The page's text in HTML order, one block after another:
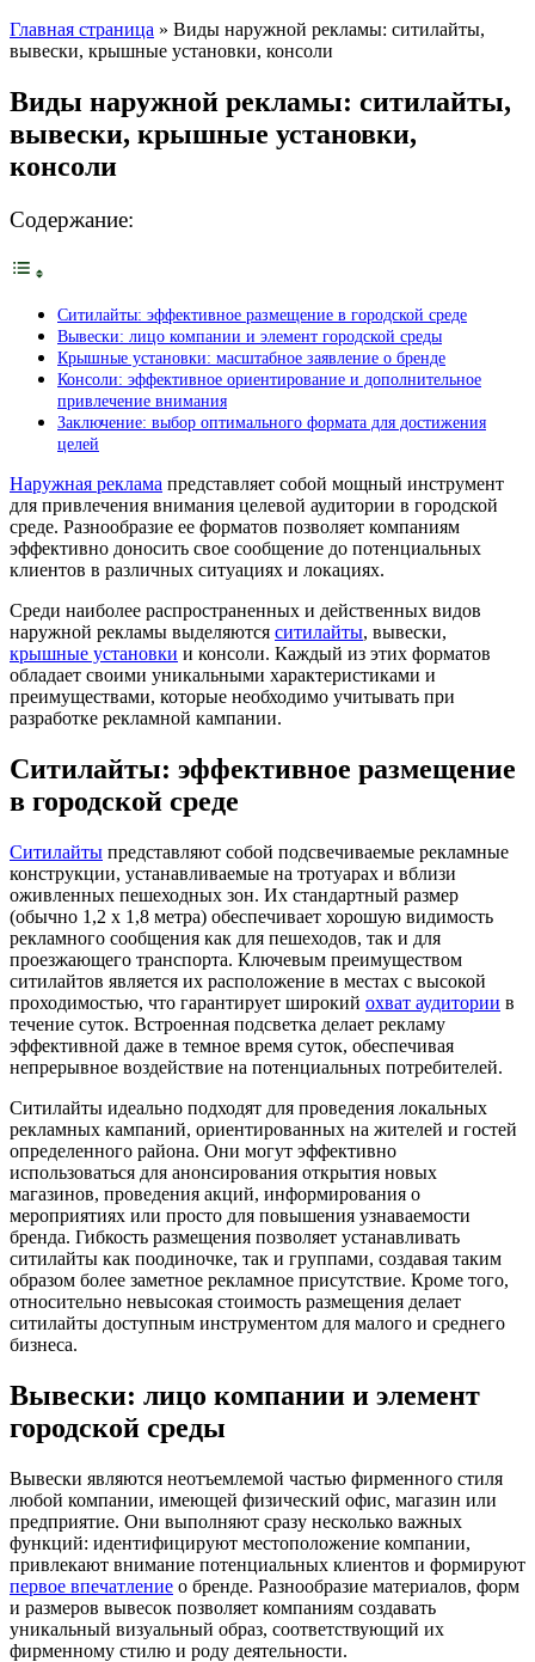
Главная страница » Виды наружной рекламы: ситилайты,
вывески, крышные установки, консоли
Виды наружной рекламы: ситилайты,
вывески, крышные установки,
консоли
Содержание:
Ситилайты: эффективное размещение в городской среде
Вывески: лицо компании и элемент городской среды
Крышные установки: масштабное заявление о бренде
Консоли: эффективное ориентирование и дополнительное
привлечение внимания
Заключение: выбор оптимального формата для достижения
целей
Наружная реклама представляет собой мощный инструмент
для привлечения внимания целевой аудитории в городской
среде. Разнообразие ее форматов позволяет компаниям
эффективно доносить свое сообщение до потенциальных
клиентов в различных ситуациях и локациях.
Среди наиболее распространенных и действенных видов
наружной рекламы выделяются ситилайты, вывески,
крышные установки и консоли. Каждый из этих форматов
обладает своими уникальными характеристиками и
преимуществами, которые необходимо учитывать при
разработке рекламной кампании.
Ситилайты: эффективное размещение
в городской среде
Ситилайты представляют собой подсвечиваемые рекламные
конструкции, устанавливаемые на тротуарах и вблизи
оживленных пешеходных зон. Их стандартный размер
(обычно 1,2 х 1,8 метра) обеспечивает хорошую видимость
рекламного сообщения как для пешеходов, так и для
проезжающего транспорта. Ключевым преимуществом
ситилайтов является их расположение в местах с высокой
проходимостью, что гарантирует широкий охват аудитории в
течение суток. Встроенная подсветка делает рекламу
эффективной даже в темное время суток, обеспечивая
непрерывное воздействие на потенциальных потребителей.
Ситилайты идеально подходят для проведения локальных
рекламных кампаний, ориентированных на жителей и гостей
определенного района. Они могут эффективно
использоваться для анонсирования открытия новых
магазинов, проведения акций, информирования о
мероприятиях или просто для повышения узнаваемости
бренда. Гибкость размещения позволяет устанавливать
ситилайты как поодиночке, так и группами, создавая таким
образом более заметное рекламное присутствие. Кроме того,
относительно невысокая стоимость размещения делает
ситилайты доступным инструментом для малого и среднего
бизнеса.
Вывески: лицо компании и элемент
городской среды
Вывески являются неотъемлемой частью фирменного стиля
любой компании, имеющей физический офис, магазин или
предприятие. Они выполняют сразу несколько важных
функций: идентифицируют местоположение компании,
привлекают внимание потенциальных клиентов и формируют
первое впечатление о бренде. Разнообразие материалов, форм
и размеров вывесок позволяет компаниям создавать
уникальный визуальный образ, соответствующий их
фирменному стилю и роду деятельности.